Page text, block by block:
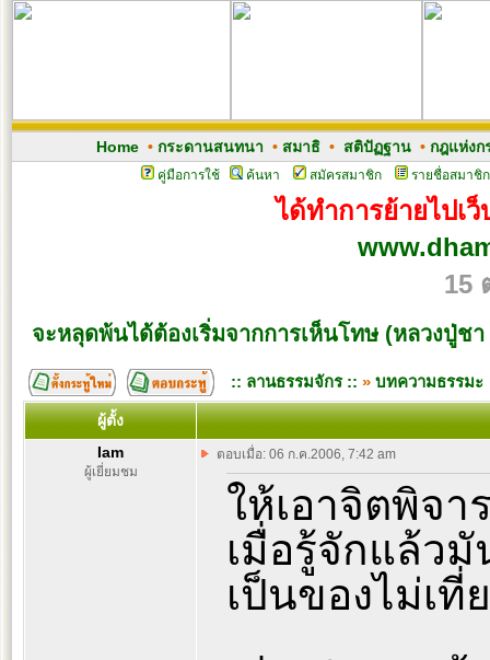
Home• กระดานสนทนา • สมาธิ• สติปัฏฐาน• กฎแห่งก
คู่มือการใช้ ค้นหา สมัครสมาชิก รายชื่อสมาชิก
ได้ทำการย้ายไปเ
15
จะหลุดพ้นได้ต้องเริ่มจากการเห็นโทษ (หลวงปู่ช
:: ลานธรรมจักร :: » บทความธรรมะ
ผู้ตั้ง
Iam
ผู้เยี่ยมชม
ตอบเมื่อ: 06 ก.ค.2006, 7:42 am
ให้เอาจิตพิจ
เมื่อรู้จักแล้ว
เป็นของไม่เที่